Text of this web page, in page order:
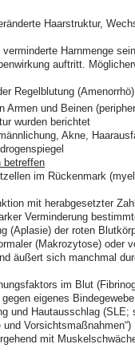
Haarstruktur,
Harnmenge
auftritt.
Regelblutung (Amenorrhö)
und Beinen
wurden berichtet
Akne,
betreffen
im Rückenmark
mit herabgesetzter
Verminderung
(Aplasie) der roten
(Makrozytose) oder
äußert sich manchmal
im Blut
eigenes
und Hautausschlag
Vorsichtsmaßnahmen“)
mit